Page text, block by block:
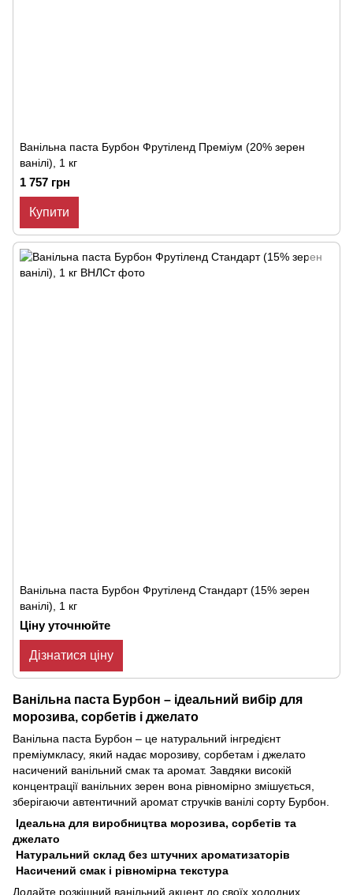
Ванільна паста Бурбон Фрутіленд Преміум (20% зерен
ванілі), 1 кг
1 757 грн
Купити
Ванільна паста Бурбон Фрутіленд Стандарт (15% зерен
ванілі), 1 кг
Ціну уточнюйте
Дізнатися ціну
Ванільна паста Бурбон – ідеальний вибір для
морозива, сорбетів і джелато
Ванільна паста Бурбон – це натуральний інгредієнт
преміумкласу, який надає морозиву, сорбетам і джелато
насичений ванільний смак та аромат. Завдяки високій
концентрації ванільних зерен вона рівномірно змішується,
зберігаючи автентичний аромат стручків ванілі сорту Бурбон.
Ідеальна для виробництва морозива, сорбетів та
джелато
Натуральний склад без штучних ароматизаторів
Насичений смак і рівномірна текстура
Додайте розкішний ванільний акцент до своїх холодних